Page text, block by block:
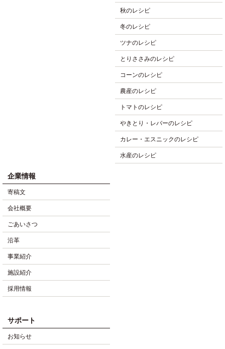
秋のレシピ
冬のレシピ
ツナのレシピ
とりささみのレシピ
コーンのレシピ
農産のレシピ
トマトのレシピ
やきとり・レバーのレシピ
カレー・エスニックのレシピ
水産のレシピ
企業情報
寄稿文
会社概要
ごあいさつ
沿革
事業紹介
施設紹介
採用情報
サポート
お知らせ